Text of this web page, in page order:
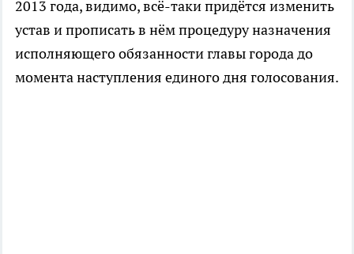
2013 года, видимо, всё-таки придётся изменить
устав и прописать в нём процедуру назначения
исполняющего обязанности главы города до
момента наступления единого дня голосования.